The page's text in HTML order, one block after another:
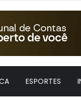
ESPORTES